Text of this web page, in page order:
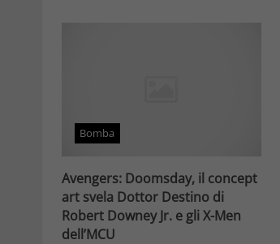
Bomba
Avengers: Doomsday, il concept
art svela Dottor Destino di
Robert Downey Jr. e gli X-Men
dell’MCU